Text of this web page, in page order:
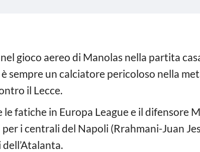
gioco aereo di Manolas nella partita
sempre un calciatore pericoloso nella
il Lecce.
le fatiche in Europa League e il difensore
i centrali del Napoli (Rrahmani-Juan